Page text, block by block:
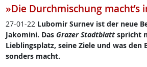
»Die Durchmischung macht’s
27-01-22 Lu­bo­mir Sur­nev ist der neue
Ja­ko­mi­ni. Das Gra­zer Stadt­blattspricht
Lie­b­lings­platz, sei­ne Zie­le und was
son­ders macht.